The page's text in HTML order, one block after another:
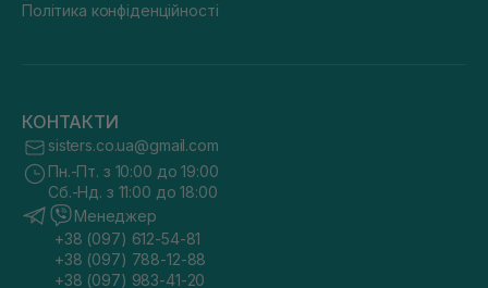
Політика конфіденційності
КОНТАКТИ
sisters.co.ua@gmail.com
Пн.-Пт. з 10:00 до 19:00
Сб.-Нд. з 11:00 до 18:00
Менеджер
+38 (097) 612-54-81
+38 (097) 788-12-88
+38 (097) 983-41-20